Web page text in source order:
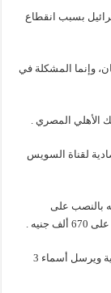
بسبب انقطاع
وإنما المشكلة في
لقناة السويس
بالنصب على
.
* مجلس القضاء الأعلى يستجيب لقانون الهيئات القضائية ويرسل أسماء 3